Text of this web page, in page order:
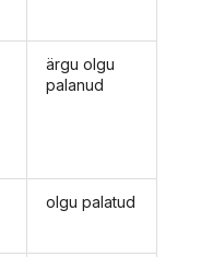
ärgu olgu
palanud
olgu palatud